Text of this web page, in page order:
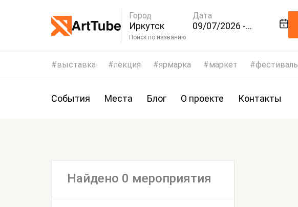
Город
Иркутск
Дата
09/07/2026 -
Поиск по названию
выставка лекция ярмарка маркет фестиваль
События Места Блог О проекте Контакты
Найдено 0 мероприятия